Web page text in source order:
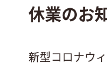
休業のお
新型コロナウ